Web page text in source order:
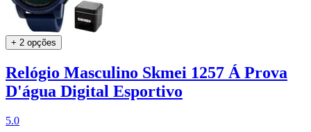
+ 2 opções
Relógio Masculino Skmei 1257 Á Prova
D'água Digital Esportivo
5.0